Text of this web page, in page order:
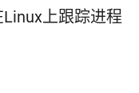
上跟踪进程